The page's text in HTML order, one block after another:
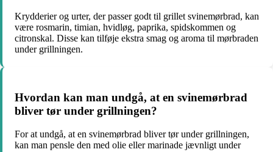
Krydderier og urter, der passer godt til grillet svinemørbrad, kan
være rosmarin, timian, hvidløg, paprika, spidskommen og
citronskal. Disse kan tilføje ekstra smag og aroma til mørbraden
under grillningen.
Hvordan kan man undgå, at en svinemørbrad
bliver tør under grillningen?
For at undgå, at en svinemørbrad bliver tør under grillningen,
kan man pensle den med olie eller marinade jævnligt under